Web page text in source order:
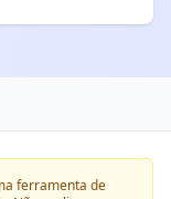
ferramenta de